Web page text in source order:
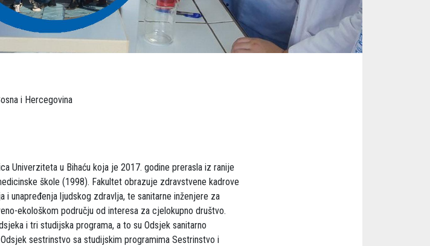
i Hercegovina
Univerziteta u Bihaću koja je 2017. godine prerasla iz ranije
škole (1998). Fakultet obrazuje zdravstvene kadrove
unapređenja ljudskog zdravlja, te sanitarne inženjere za
ekološkom području od interesa za cjelokupno društvo.
i tri studijska programa, a to su Odsjek sanitarno
sestrinstvo sa studijskim programima Sestrinstvo i